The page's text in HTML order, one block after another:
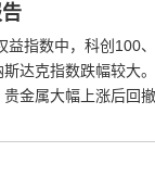
指数中，科创100
达克指数跌幅较大
金属大幅上涨后回